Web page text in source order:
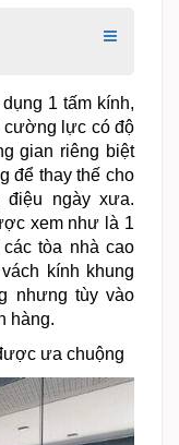
1 tấm kính,
cường lực có độ
gian riêng biệt
để thay thế cho
ngày xưa.
xem như là 1
tòa nhà cao
kính khung
nhưng tùy vào
hàng.
ưa chuộng